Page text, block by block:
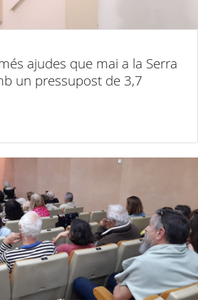
ajudes que mai a la Serra
un pressupost de 3,7